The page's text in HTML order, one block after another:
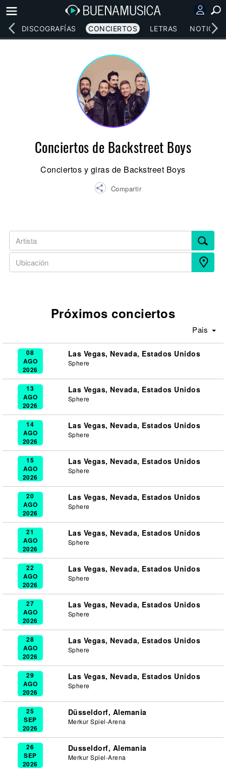
DISCOGRAFÍAS CONCIERTOS LETRAS NOTICIAS
Conciertos de Backstreet Boys
Conciertos y giras de Backstreet Boys
Compartir
Próximos conciertos
Pais
08
AGO
2026
Las Vegas, Nevada, Estados Unidos
Sphere
13
AGO
2026
Las Vegas, Nevada, Estados Unidos
Sphere
14
AGO
2026
Las Vegas, Nevada, Estados Unidos
Sphere
15
AGO
2026
Las Vegas, Nevada, Estados Unidos
Sphere
20
AGO
2026
Las Vegas, Nevada, Estados Unidos
Sphere
21
AGO
2026
Las Vegas, Nevada, Estados Unidos
Sphere
22
AGO
2026
Las Vegas, Nevada, Estados Unidos
Sphere
27
AGO
2026
Las Vegas, Nevada, Estados Unidos
Sphere
28
AGO
2026
Las Vegas, Nevada, Estados Unidos
Sphere
29
AGO
2026
Las Vegas, Nevada, Estados Unidos
Sphere
25
SEP
2026
Düsseldorf, Alemania
Merkur Spiel-Arena
26
SEP
2026
Dusseldorf, Alemania
Merkur Spiel-Arena